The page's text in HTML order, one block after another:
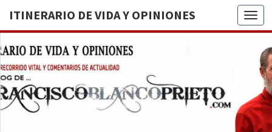
ITINERARIO DE VIDA Y OPINIONES
DE
BREVE
RECORRIDO
VITAL Y